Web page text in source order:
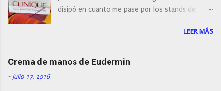
cepillo facial de Clinique
disipó en cuanto me pase por los stands de
resistirse a esta paleta de colores de Clinique.
LEER MÁS
Crema de manos de Eudermin
- julio 17, 2016